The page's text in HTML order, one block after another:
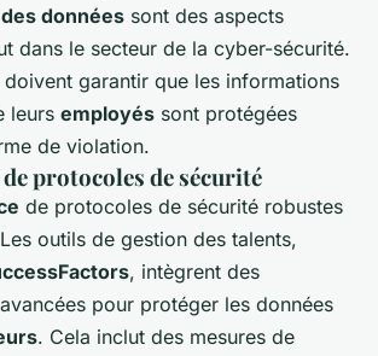
données sont des aspects
dans le secteur de la cyber-sécurité.
doivent garantir que les informations
leurs employés sont protégées
de violation.
protocoles de sécurité
de protocoles de sécurité robustes
outils de gestion des talents,
, intègrent des
pour protéger les données
. Cela inclut des mesures de